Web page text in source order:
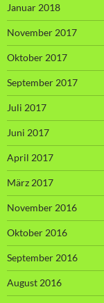
Januar 2018
November 2017
Oktober 2017
September 2017
Juli 2017
Juni 2017
April 2017
März 2017
November 2016
Oktober 2016
September 2016
August 2016